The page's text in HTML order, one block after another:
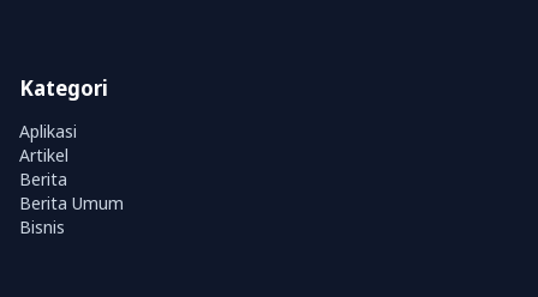
Kategori
Aplikasi
Artikel
Berita
Berita Umum
Bisnis